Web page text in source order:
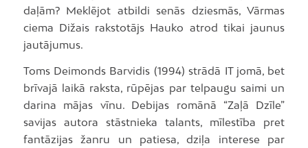
daļām? Meklējot atbildi senās dziesmās, Vārmas
ciema Dižais rakstotājs Hauko atrod tikai jaunus
jautājumus.
Toms Deimonds Barvidis (1994) strādā IT jomā, bet
brīvajā laikā raksta, rūpējas par telpaugu saimi un
darina mājas vīnu. Debijas romānā “Zaļā Dzīle”
savijas autora stāstnieka talants, mīlestība pret
fantāzijas žanru un patiesa, dziļa interese par